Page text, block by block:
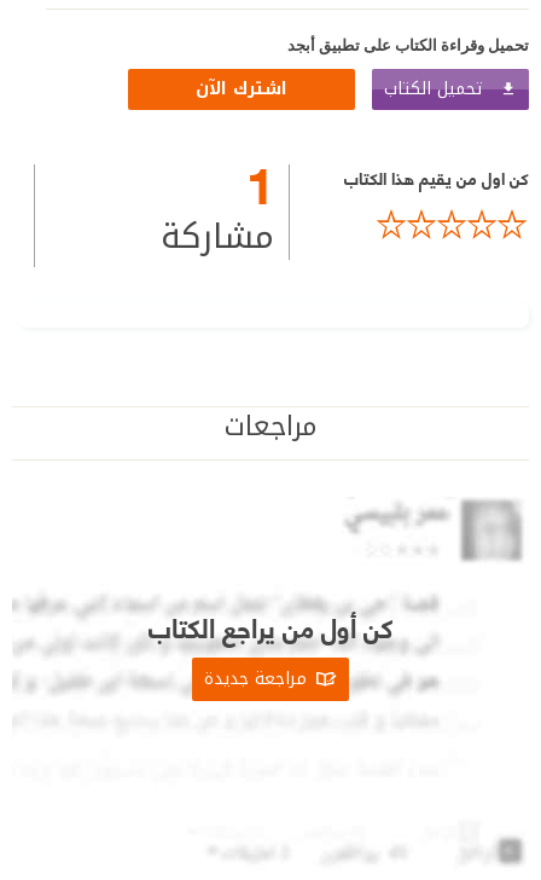
تحميل وقراءة الكتاب على تطبيق أبجد
تحميل الكتاب اشترك الآن
كن اول من يقيم هذا الكتاب 1
مشاركة
مراجعات
كن أول من يراجع الكتاب
مراجعة جديدة